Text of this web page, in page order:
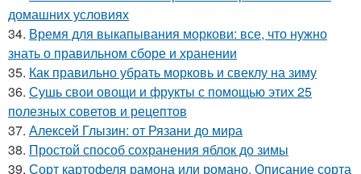
домашних условиях
34. Время для выкапывания моркови: все, что нужно
знать о правильном сборе и хранении
35. Как правильно убрать морковь и свеклу на зиму
36. Сушь свои овощи и фрукты с помощью этих 25
полезных советов и рецептов
37. Алексей Глызин: от Рязани до мира
38. Простой способ сохранения яблок до зимы
39. Сорт картофеля рамона или романо. Описание сорта